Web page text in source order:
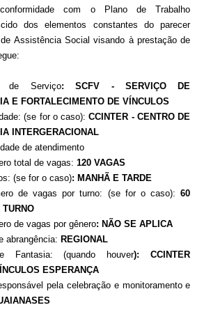
com o Plano de Trabalho
dos elementos constantes do parecer
Assistência Social visando à prestação de
de Serviço: SCFV - SERVIÇO DE
E FORTALECIMENTO DE VÍNCULOS
(se for o caso):CCINTER - CENTRO DE
INTERGERACIONAL
de atendimento
total de vagas: 120 VAGAS
(se for o caso): MANHÃ E TARDE
de vagas por turno: (se for o caso):60
de vagas por gênero: NÃO SE APLICA
abrangência: REGIONAL
Fantasia: (quando houver): CCINTER
ESPERANÇA
pela celebração e monitoramento e